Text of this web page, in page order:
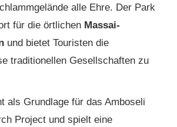
alle Ehre. Der Park
für die örtlichen Massai-
und bietet Touristen die
traditionellen Gesellschaften zu
als Grundlage für das Amboseli
Project und spielt eine